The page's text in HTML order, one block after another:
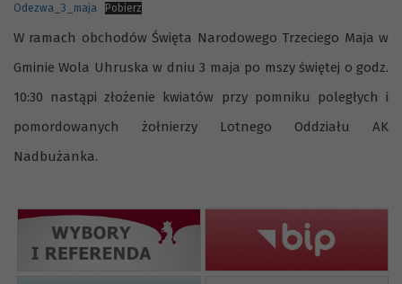
Odezwa_3_maja Pobierz
W ramach obchodów Święta Narodowego Trzeciego Maja w
Gminie Wola Uhruska w dniu 3 maja po mszy świętej o godz.
10:30 nastąpi złożenie kwiatów przy pomniku poległych i
pomordowanych żołnierzy Lotnego Oddziału AK
Nadbużanka.